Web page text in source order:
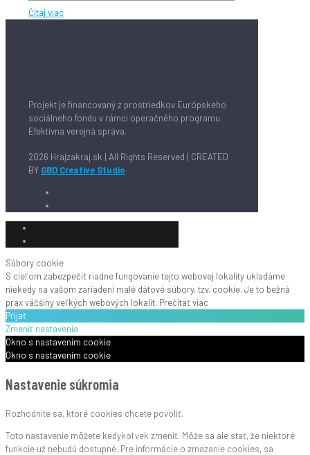
Čítaj viac
Projekt je financovaný z prostriedkov Európskeho
sociálneho fondu v rámci operačného programu
Efektívna verejná správa.
2026 Hrajzakraj.sk | All Rights Reserved | CREATED
BY GBD Creative Studio
Súbory cookie
S cieľom zabezpečiť riadne fungovanie tejto webovej lokality ukladáme
niekedy na vašom zariadení malé dátové súbory, tzv. cookie. Je to bežná
prax väčšiny veľkých webových lokalít. Prečítať viac
Prijať
Zmeniť nastavenia
Okno s nastavením cookie
Okno s nastavením cookie
Nastavenie súkromia
Rozhodnite sa, ktoré cookies chcete povoliť.
Toto nastavenie môžete kedykoľvek zmeniť. Môže sa ale stať, že niektoré
funkcie už nebudú dostupné. Pre informácie o zmazanie cookies, sa